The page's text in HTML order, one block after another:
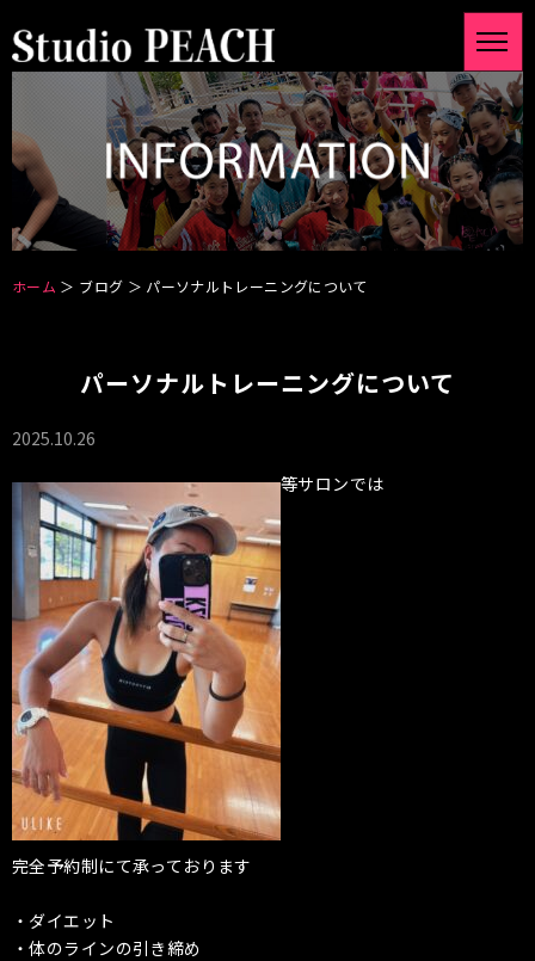
ホーム ＞ ブログ ＞ パーソナルトレーニングについて
パーソナルトレーニングについて
2025.10.26
等サロンでは
完全予約制にて承っております
・ダイエット
・体のラインの引き締め